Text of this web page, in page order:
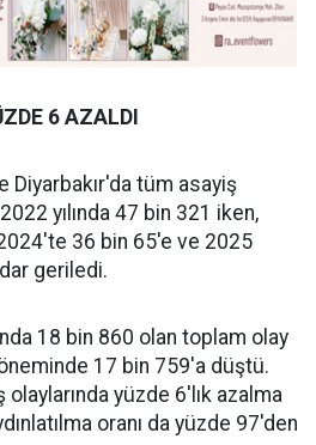
6 AZALDI
Diyarbakır'da tüm asayiş
yılında 47 bin 321 iken,
36 bin 65'e ve 2025
geriledi.
18 bin 860 olan toplam olay
17 bin 759'a düştü.
yüzde 6'lık azalma
oranı da yüzde 97'den